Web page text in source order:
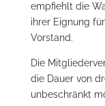
empfiehlt die
ihrer Eignung
Vorstand.
Die
die Dauer von
unbeschränkt